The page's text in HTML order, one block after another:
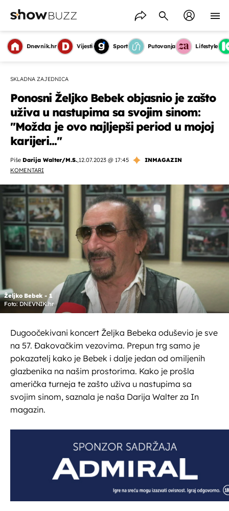
Dnevnik.hr Vijesti Sport Putovanja Lifestyle
SKLADNA ZAJEDNICA
Ponosni Željko Bebek objasnio je zašto
uživa u nastupima sa svojim sinom:
''Možda je ovo najljepši period u mojoj
karijeri...''
Piše Darija Walter/M.S.,12.07.2023 @ 17:45
INMAGAZIN
KOMENTARI
Željko Bebek - 1
Foto: DNEVNIK.hr
Dugoočekivani koncert Željka Bebeka oduševio je sve
na 57. Đakovačkim vezovima. Prepun trg samo je
pokazatelj kako je Bebek i dalje jedan od omiljenih
glazbenika na našim prostorima. Kako je prošla
američka turneja te zašto uživa u nastupima sa
svojim sinom, saznala je naša Darija Walter za In
magazin.
OMOGUĆI OBAVIJESTI